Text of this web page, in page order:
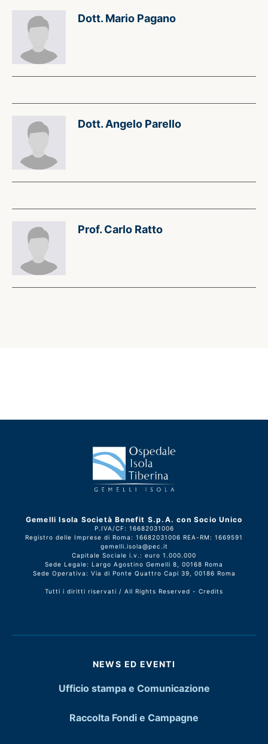
Dott. Mario Pagano
Dott. Angelo Parello
Prof. Carlo Ratto
Gemelli Isola Società Benefit S.p.A. con Socio Unico
P.IVA/CF: 16682031006
Registro delle Imprese di Roma: 16682031006 REA-RM: 1669591
gemelli.isola@pec.it
Capitale Sociale i.v.: euro 1.000.000
Sede Legale: Largo Agostino Gemelli 8, 00168 Roma
Sede Operativa: Via di Ponte Quattro Capi 39, 00186 Roma
Tutti i diritti riservati / All Rights Reserved - Credits
NEWS ED EVENTI
Ufficio stampa e Comunicazione
Raccolta Fondi e Campagne